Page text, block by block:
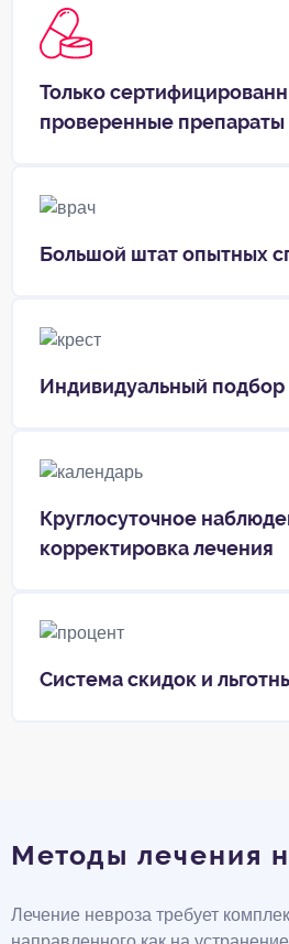
Только
проверенные препараты
Большой штат опытных
Индивидуальный подбор
Круглосуточное
корректировка лечения
Система скидок и
Методы лечения
Лечение невроза требует